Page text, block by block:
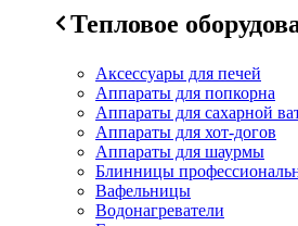
Тепловое
Аксессуары для печей
Аппараты для попкорна
Аппараты для сахарной
Аппараты для хот-догов
Аппараты для шаурмы
Блинницы
Вафельницы
Водонагреватели